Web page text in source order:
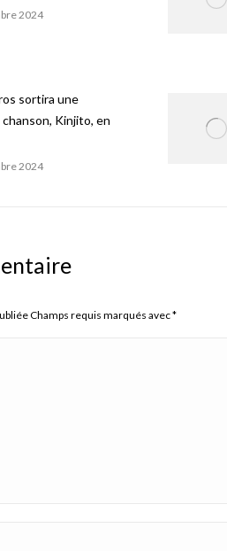
2024
sortira une
Kinjito, en
2024
Champs requis marqués avec*